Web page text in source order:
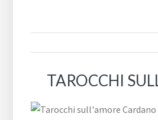
TAROCCHI